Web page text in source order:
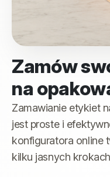
Zamów
na
Zamawianie etykiet
jest proste i
konfiguratora online
kilku jasnych